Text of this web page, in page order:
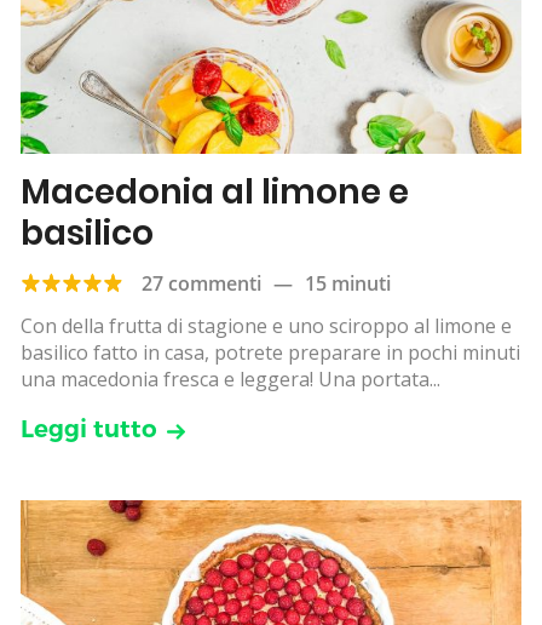
Macedonia al limone e
basilico
27 commenti — 15 minuti
Con della frutta di stagione e uno sciroppo al limone e
basilico fatto in casa, potrete preparare in pochi minuti
una macedonia fresca e leggera! Una portata...
Leggi tutto